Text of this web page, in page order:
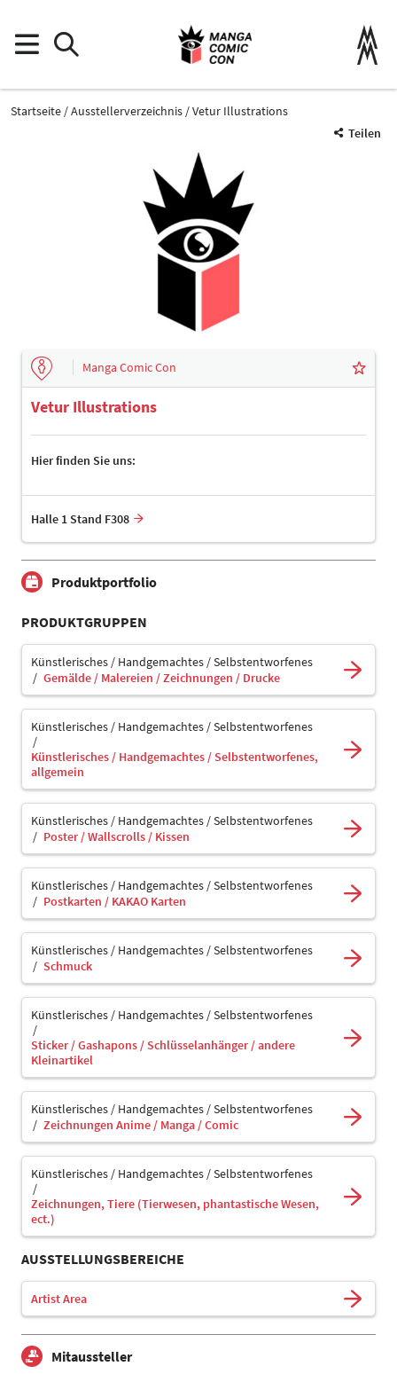
Startseite Ausstellerverzeichnis
Vetur Illustrations
Teilen
Manga Comic Con
Vetur Illustrations
Hier finden Sie uns:
Halle 1 Stand F308
Produktportfolio
PRODUKTGRUPPEN
Künstlerisches / Handgemachtes / Selbstentworfenes
Gemälde / Malereien / Zeichnungen / Drucke
Künstlerisches / Handgemachtes / Selbstentworfenes
Künstlerisches / Handgemachtes / Selbstentworfenes,
allgemein
Künstlerisches / Handgemachtes / Selbstentworfenes
Poster / Wallscrolls / Kissen
Künstlerisches / Handgemachtes / Selbstentworfenes
Postkarten / KAKAO Karten
Künstlerisches / Handgemachtes / Selbstentworfenes
Schmuck
Künstlerisches / Handgemachtes / Selbstentworfenes
Sticker / Gashapons / Schlüsselanhänger / andere
Kleinartikel
Künstlerisches / Handgemachtes / Selbstentworfenes
Zeichnungen Anime / Manga / Comic
Künstlerisches / Handgemachtes / Selbstentworfenes
Zeichnungen, Tiere (Tierwesen, phantastische Wesen,
ect.)
AUSSTELLUNGSBEREICHE
Artist Area
Mitaussteller